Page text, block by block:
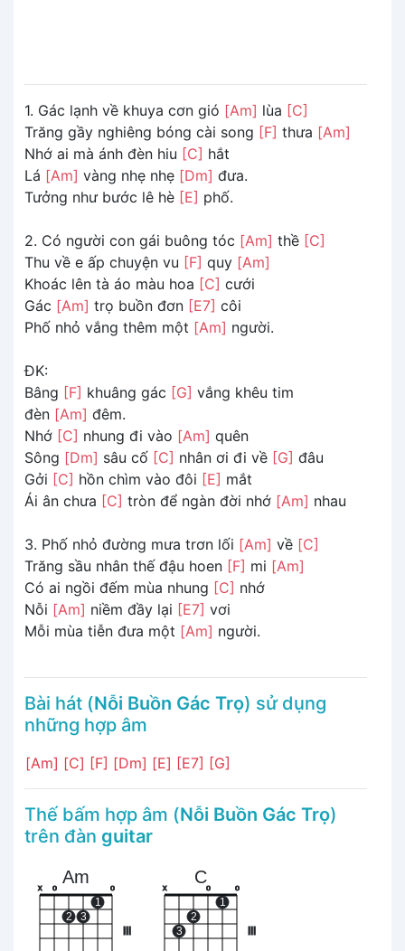
1. Gác lạnh về khuya cơn gió [Am] lùa [C]
Trăng gầy nghiêng bóng cài song [F] thưa [Am]
Nhớ ai mà ánh đèn hiu [C] hắt
Lá [Am] vàng nhẹ nhẹ [Dm] đưa.
Tưởng như bước lê hè [E] phố.
2. Có người con gái buông tóc [Am] thề [C]
Thu về e ấp chuyện vu [F] quy [Am]
Khoác lên tà áo màu hoa [C] cưới
Gác [Am] trọ buồn đơn [E7] côi
Phố nhỏ vắng thêm một [Am] người.
ĐK:
Bâng [F] khuâng gác [G] vắng khêu tim
đèn [Am] đêm.
Nhớ [C] nhung đi vào [Am] quên
Sông [Dm] sâu cố [C] nhân ơi đi về [G] đâu
Gởi [C] hồn chìm vào đôi [E] mắt
Ái ân chưa [C] tròn để ngàn đời nhớ [Am] nhau
3. Phố nhỏ đường mưa trơn lối [Am] về [C]
Trăng sầu nhân thế đậu hoen [F] mi [Am]
Có ai ngồi đếm mùa nhung [C] nhớ
Nỗi [Am] niềm đầy lại [E7] vơi
Mỗi mùa tiễn đưa một [Am] người.
Bài hát (Nỗi Buồn Gác Trọ) sử dụng
những hợp âm
[Am] [C] [F] [Dm] [E] [E7] [G]
Thế bấm hợp âm (Nỗi Buồn Gác Trọ)
trên đàn guitar
Am
x o
2 3
1
o
C
x
3
2
o
1
o